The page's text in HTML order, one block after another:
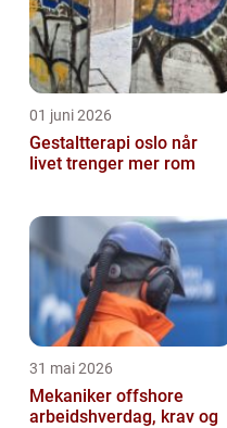
01 juni 2026
Gestaltterapi oslo når
livet trenger mer rom
31 mai 2026
Mekaniker offshore
arbeidshverdag, krav og